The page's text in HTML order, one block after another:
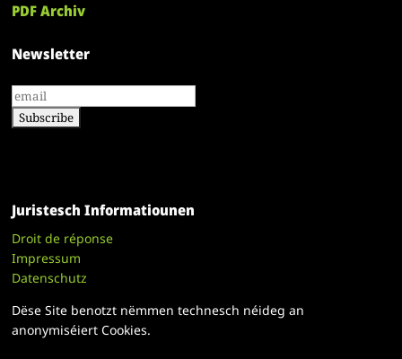
PDF Archiv
Newsletter
Juristesch Informatiounen
Droit de réponse
Impressum
Datenschutz
Dëse Site benotzt nëmmen technesch néideg an
anonymiséiert Cookies.